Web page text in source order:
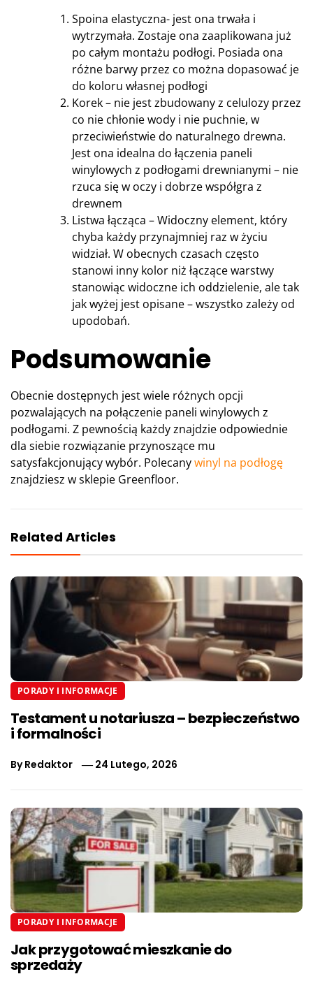
Spoina elastyczna- jest ona trwała i
wytrzymała. Zostaje ona zaaplikowana już
po całym montażu podłogi. Posiada ona
różne barwy przez co można dopasować je
do koloru własnej podłogi
Korek – nie jest zbudowany z celulozy przez
co nie chłonie wody i nie puchnie, w
przeciwieństwie do naturalnego drewna.
Jest ona idealna do łączenia paneli
winylowych z podłogami drewnianymi – nie
rzuca się w oczy i dobrze współgra z
drewnem
Listwa łącząca – Widoczny element, który
chyba każdy przynajmniej raz w życiu
widział. W obecnych czasach często
stanowi inny kolor niż łączące warstwy
stanowiąc widoczne ich oddzielenie, ale tak
jak wyżej jest opisane – wszystko zależy od
upodobań.
Podsumowanie
Obecnie dostępnych jest wiele różnych opcji
pozwalających na połączenie paneli winylowych z
podłogami. Z pewnością każdy znajdzie odpowiednie
dla siebie rozwiązanie przynoszące mu
satysfakcjonujący wybór. Polecanywinyl na podłogę
znajdziesz w sklepie Greenfloor.
Related Articles
PORADY I INFORMACJE
Testament u notariusza – bezpieczeństwo
i formalności
ByRedaktor 24 Lutego, 2026
PORADY I INFORMACJE
Jak przygotować mieszkanie do
sprzedaży